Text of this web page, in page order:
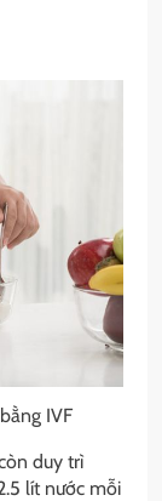
IVF
duy trì
lít nước mỗi